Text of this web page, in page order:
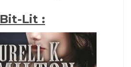
Bit-Lit :